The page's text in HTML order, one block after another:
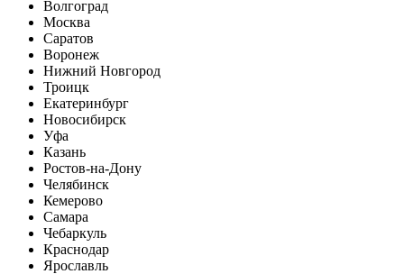
Волгоград
Москва
Саратов
Воронеж
Нижний Новгород
Троицк
Екатеринбург
Новосибирск
Уфа
Казань
Ростов-на-Дону
Челябинск
Кемерово
Самара
Чебаркуль
Краснодар
Ярославль